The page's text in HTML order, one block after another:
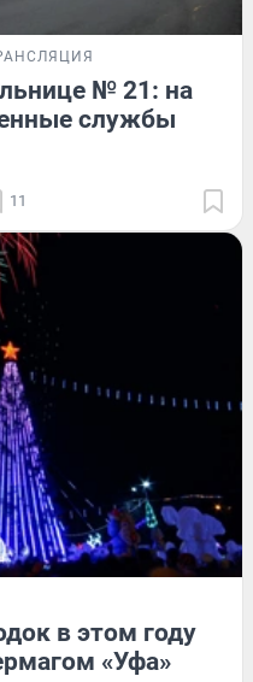
№ 21: на
службы
11
в этом году
«Уфа»